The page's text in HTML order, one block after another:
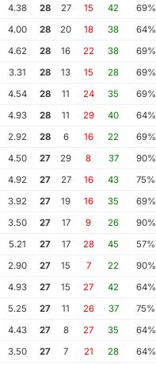
69%
42
15
27
28
4.38
64%
38
18
20
28
4.00
69%
38
22
16
28
4.62
69%
28
15
13
28
3.31
69%
35
24
11
28
4.54
64%
40
29
11
28
4.93
69%
22
16
6
28
2.92
90%
37
8
29
27
4.50
75%
43
16
27
27
4.92
69%
35
16
19
27
3.92
90%
26
9
17
27
3.50
57%
45
28
17
27
5.21
90%
22
7
15
27
2.90
64%
42
27
15
27
4.93
75%
37
26
11
27
5.25
64%
35
27
8
27
4.43
64%
28
21
7
27
3.50